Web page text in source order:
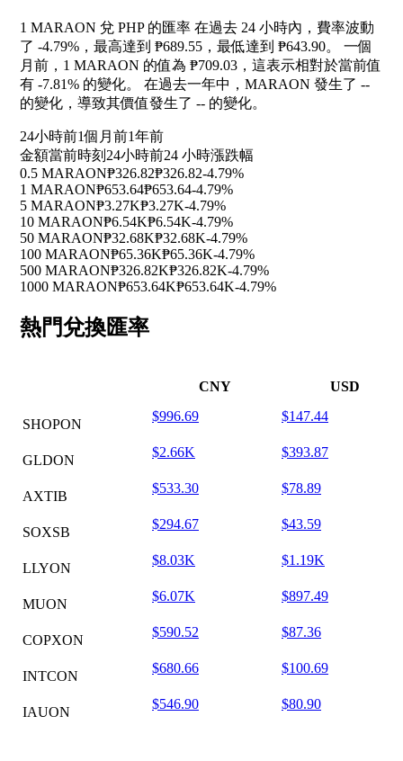
1 MARAON 兌 PHP 的匯率 在過去 24 小時內，費率波動
了 -4.79% ，最高達到 ₱689.55，最低達到 ₱643.90。 一個
月前，1 MARAON 的值為 ₱709.03，這表示相對於當前值
有 -7.81% 的變化。 在過去一年中，MARAON 發生了 --
的變化，導致其價值發生了 -- 的變化。
24小時前1個月前1年前
金額當前時刻 24小時前24 小時漲跌幅
0.5 MARAON₱326.82₱326.82-4.79%
1 MARAON₱653.64₱653.64-4.79%
5 MARAON₱3.27K₱3.27K-4.79%
10 MARAON₱6.54K₱6.54K-4.79%
50 MARAON₱32.68K₱32.68K-4.79%
100 MARAON₱65.36K₱65.36K-4.79%
500 MARAON₱326.82K₱326.82K-4.79%
1000 MARAON₱653.64K₱653.64K-4.79%
熱門兌換匯率
CNY USD
SHOPON
$996.69 $147.44
GLDON
$2.66K $393.87
AXTIB
$533.30 $78.89
SOXSB
$294.67 $43.59
LLYON
$8.03K $1.19K
MUON
$6.07K $897.49
COPXON
$590.52 $87.36
INTCON
$680.66 $100.69
IAUON
$546.90 $80.90